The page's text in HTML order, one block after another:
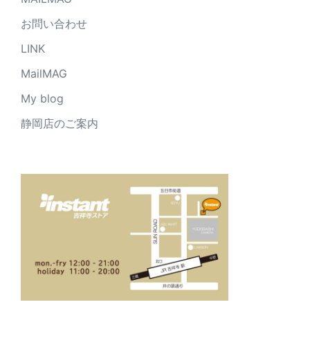
お問い合わせ
LINK
MailMAG
My blog
静岡店のご案内